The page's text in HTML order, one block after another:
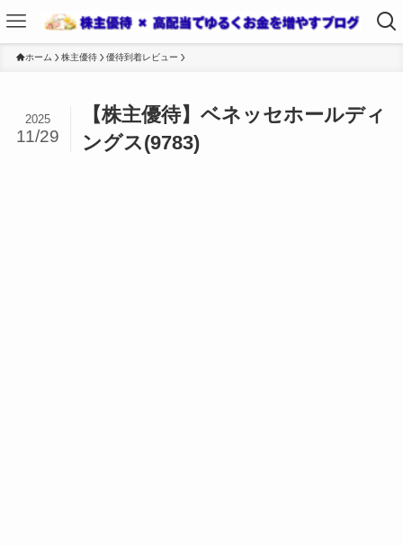
ホーム 株主優待 優待到着レビュー
【株主優待】ベネッセホールディ
ングス(9783)
2025
11/29